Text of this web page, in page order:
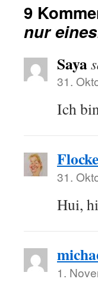
9
nur
Saya
31.
Ich
31.
Hui,
1.